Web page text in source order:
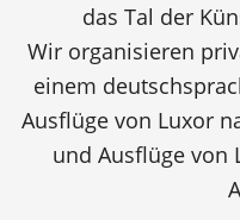
das Tal der
Wir organisieren
einem
Ausflüge von Luxor
und Ausflüge von